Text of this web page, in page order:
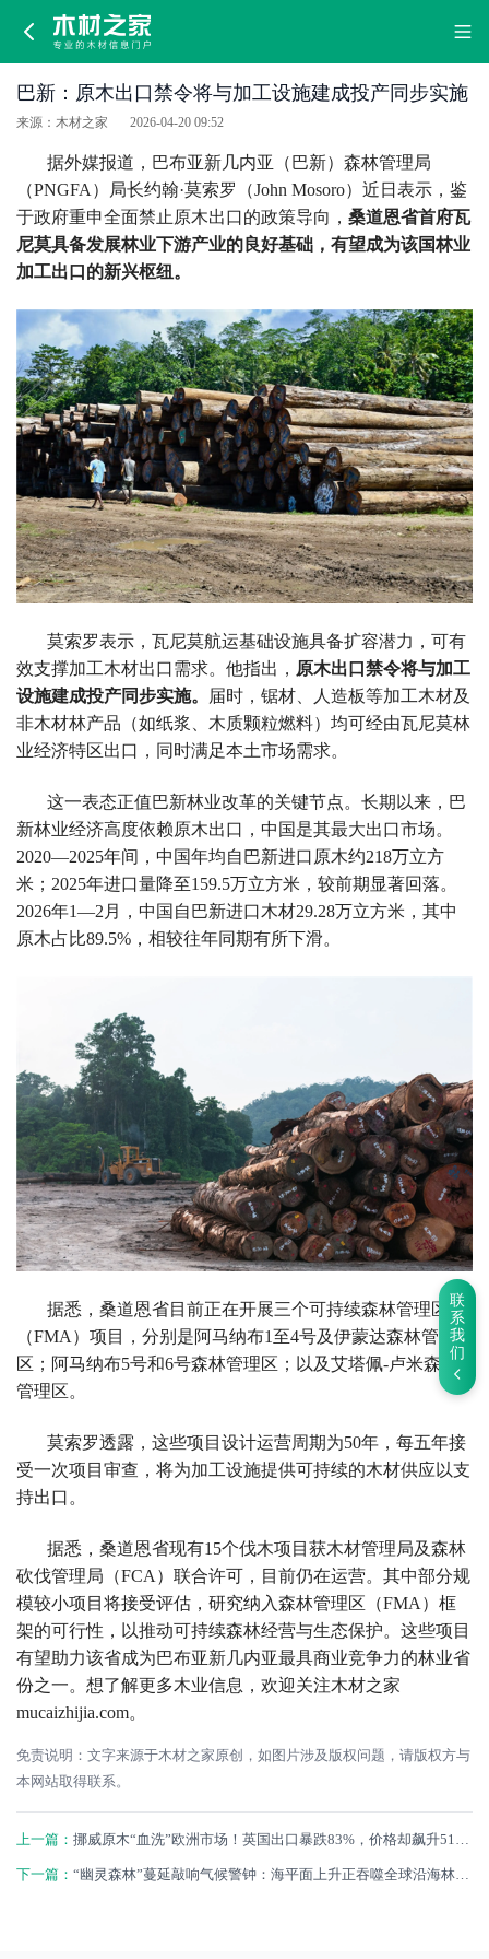
联
系
我
们
巴
新：
原
出
口
禁
令
将
与
加
工
设
建
成
产
同
步
巴新：原木出口禁令将与加工设施建成投产同步实施
来源：木材之家 2026-04-20 09:52
据外媒报道，巴布亚新几内亚（巴新）森林管理局
（PNGFA）局长约翰·莫索罗（John Mosoro）近日表示，鉴
于政府重申全面禁止原木出口的政策导向， 桑道恩省首府瓦
尼莫具备发展林业下游产业的良好基础，有望成为该国林业
加工出口的新兴枢纽。
莫索罗表示，瓦尼莫航运基础设施具备扩容潜力，可有
效支撑加工木材出口需求。他指出， 原木出口禁令将与加工
设施建成投产同步实施。
届时，锯材、人造板等加工木材及
非木材林产品（如纸浆、木质颗粒燃料）均可经由瓦尼莫林
业经济特区出口，同时满足本土市场需求。
这一表态正值巴新林业改革的关键节点。长期以来，巴
新林业经济高度依赖原木出口，中国是其最大出口市场。
2020—2025年间，中国年均自巴新进口原木约218万立方
米；2025年进口量降至159.5万立方米，较前期显著回落。
2026年1—2月，中国自巴新进口木材29.28万立方米，其中
原木占比89.5%，相较往年同期有所下滑。
据悉，桑道恩省目前正在开展三个可持续森林管理区
（FMA）项目，分别是阿马纳布1至4号及伊蒙达森林管理
区；阿马纳布5号和6号森林管理区；以及艾塔佩-卢米森林
管理区。
莫索罗透露，这些项目设计运营周期为50年，每五年接
受一次项目审查，将为加工设施提供可持续的木材供应以支
持出口。
据悉，桑道恩省现有15个伐木项目获木材管理局及森林
砍伐管理局（FCA）联合许可，目前仍在运营。其中部分规
模较小项目将接受评估，研究纳入森林管理区（FMA）框
架的可行性，以推动可持续森林经营与生态保护。这些项目
有望助力该省成为巴布亚新几内亚最具商业竞争力的林业省
份之一。想了解更多木业信息，欢迎关注木材之家
mucaizhijia.com。
免责说明：文字来源于木材之家原创，如图片涉及版权问题，请版权方与
本网站取得联系。
上一篇： 挪威原木“血洗”欧洲市场！英国出口暴跌83%，价格却飙升51%！
下一篇： “幽灵森林”蔓延敲响气候警钟：海平面上升正吞噬全球沿海林木，产业与生态承压